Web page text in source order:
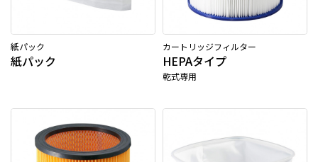
紙パック
紙パック
カートリッジフィルター
HEPAタイプ
乾式専用